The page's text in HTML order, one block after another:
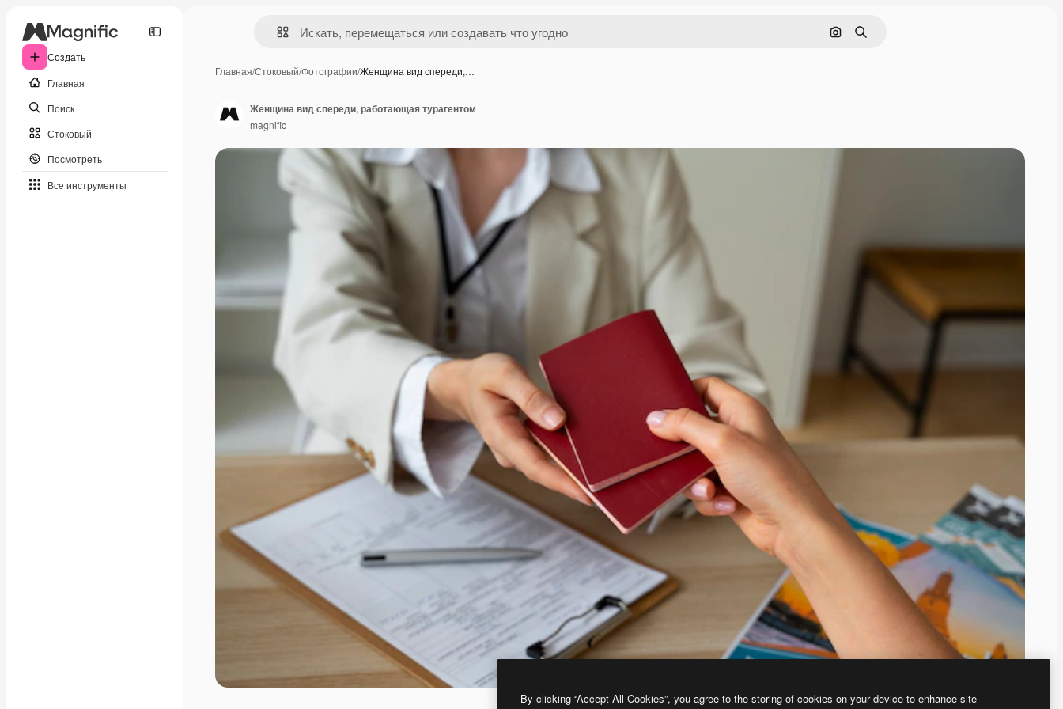
Создать
Главная
Поиск
Стоковый
Посмотреть
Все инструменты
Поиск по изображению
Поиск
Главная/Стоковый/Фотографии/Женщина вид спереди,…
Женщина вид спереди, работающая турагентом
magnific
By clicking “Accept All Cookies”, you agree to the storing of cookies on your device to enhance site